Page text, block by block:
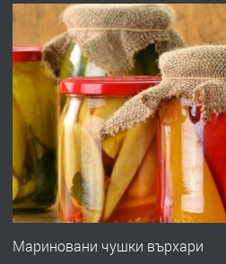
ПРЕДЛАГА
със
ПРЕДЛАГА
Мариновани чушки върхари